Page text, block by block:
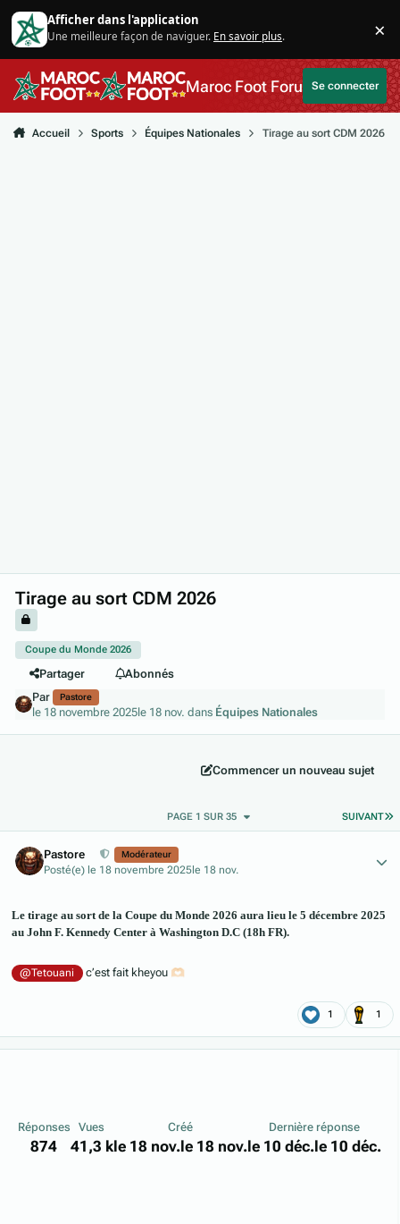
Aller au contenu
Afficher dans l'application
Une meilleure façon de naviguer. En savoir plus. ×
Maroc Foot ForumSe connecter
Accueil Sports Équipes Nationales Tirage au sort CDM 2026
Tirage au sort CDM 2026
Coupe du Monde 2026
Partager
Abonnés
Par
Pastore
le 18 novembre 2025le 18 nov. dans Équipes Nationales
Commencer un nouveau sujet
SUIVANT
PAGE 1 SUR 35
Pastore Modérateur
Posté(e) le 18 novembre 2025 le 18 nov.
Le tirage au sort de la Coupe du Monde 2026 aura lieu le 5 décembre 2025
au John F. Kennedy Center à Washington D.C (18h FR).
@Tetouani c’est fait kheyou 🫶🏻
1 1
Réponses
874
Vues
41,3 k
Créé
le 18 nov.le 18 nov.
Dernière réponse
le 10 déc.le 10 déc.